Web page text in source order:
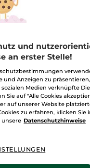
bewirtschaften
biologisch
und
an erster Stelle!
und Anzeigen zu
Medien verknüpfte
Sie auf "Alle Cookies
auf unserer Website
zu erfahren, klicken Sie
unsere Datenschutzhinweise